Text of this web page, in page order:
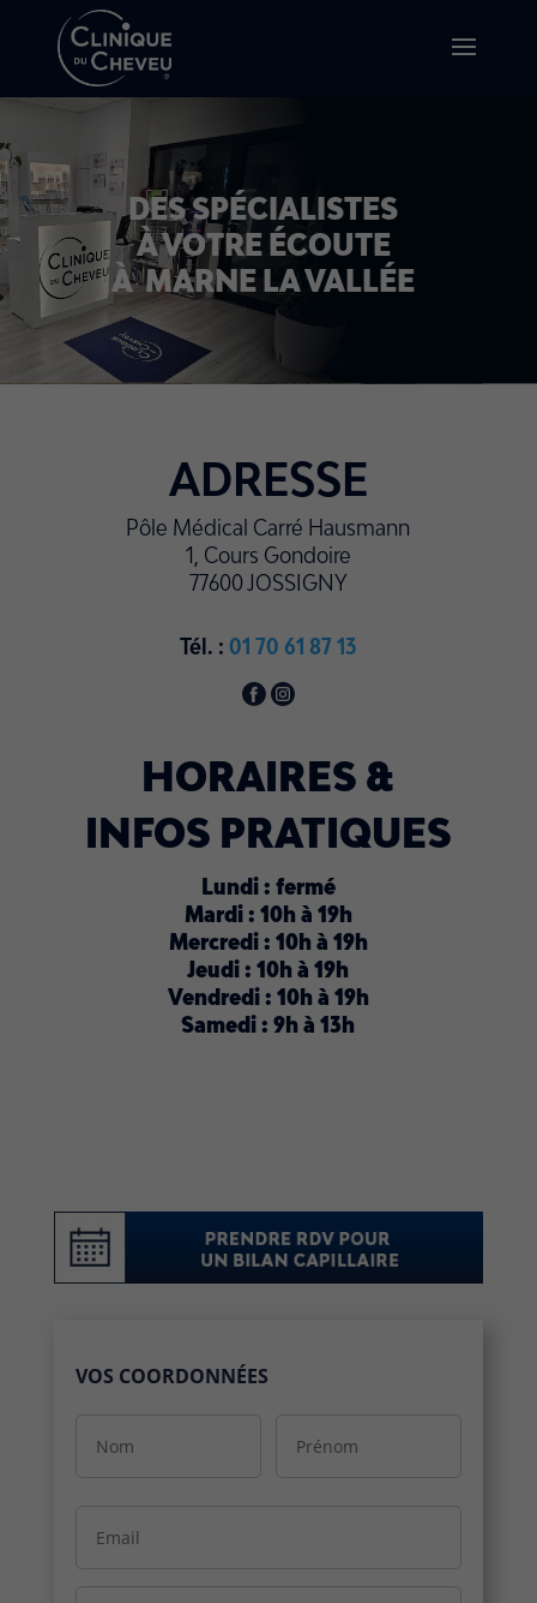
DES SPÉCIALISTES
À VOTRE ÉCOUTE
À MARNE LA VALLÉE
ADRESSE
Pôle Médical Carré Hausmann
1, Cours Gondoire
77600 JOSSIGNY
Tél. :01 70 61 87 13
HORAIRES &
INFOS PRATIQUES
Lundi : fermé
Mardi : 10h à 19h
Mercredi : 10h à 19h
Jeudi : 10h à 19h
Vendredi : 10h à 19h
Samedi : 9h à 13h
VOS COORDONNÉES